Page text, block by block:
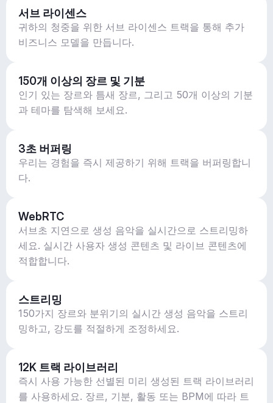
서브 라이센스
귀하의 청중을 위한 서브 라이센스 트랙을 통해 추가
비즈니스 모델을 만듭니다.
150개 이상의 장르 및 기분
인기 있는 장르와 틈새 장르, 그리고 50개 이상의 기분
과 테마를 탐색해 보세요.
3초 버퍼링
우리는 경험을 즉시 제공하기 위해 트랙을 버퍼링합니
다.
WebRTC
서브초 지연으로 생성 음악을 실시간으로 스트리밍하
세요. 실시간 사용자 생성 콘텐츠 및 라이브 콘텐츠에
적합합니다.
스트리밍
150가지 장르와 분위기의 실시간 생성 음악을 스트리
밍하고, 강도를 적절하게 조정하세요.
12K 트랙 라이브러리
즉시 사용 가능한 선별된 미리 생성된 트랙 라이브러리
를 사용하세요. 장르, 기분, 활동 또는 BPM에 따라 트